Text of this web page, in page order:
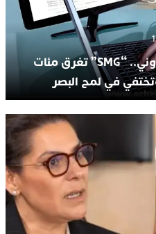
تسونامي النصب الإلكتروني.. “SMG” تغرق مئات
في لمح البصر